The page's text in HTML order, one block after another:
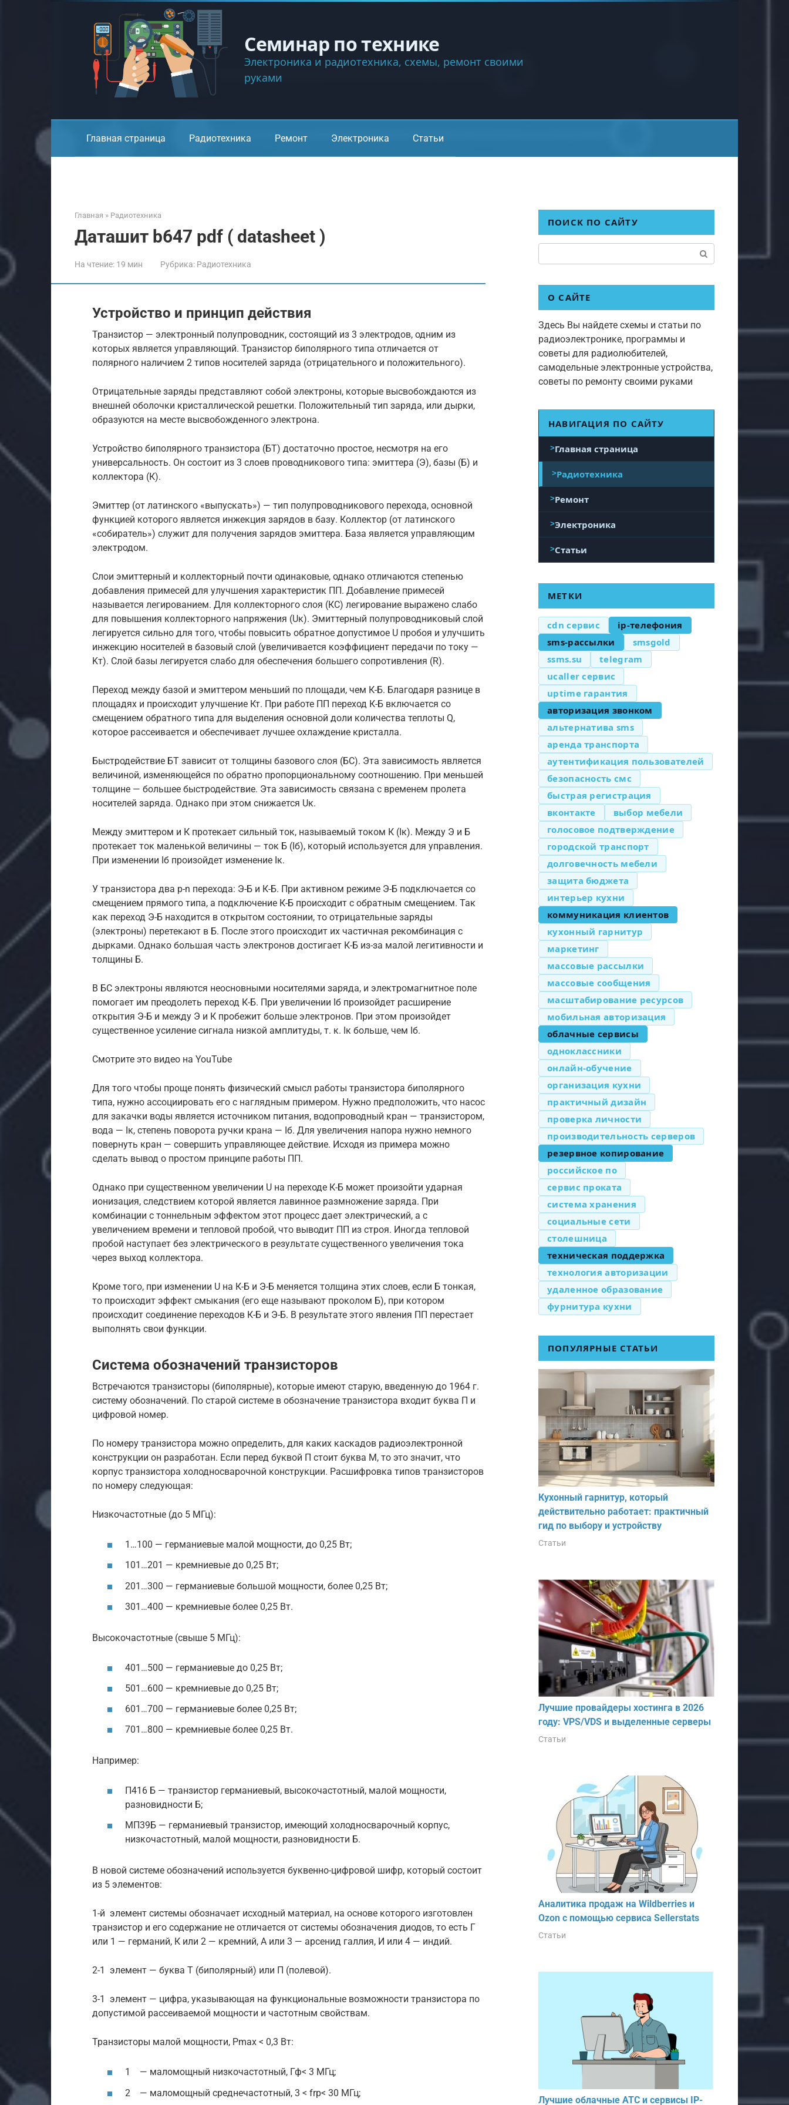
Семинар по технике
Электроника и радиотехника, схемы, ремонт своими
руками
Главная страница Радиотехника Ремонт Электроника Статьи
Главная » Радиотехника
Даташит b647 pdf ( datasheet )
На чтение: 19 мин Рубрика: Радиотехника
Устройство и принцип действия
Транзистор — электронный полупроводник, состоящий из 3 электродов, одним из
которых является управляющий. Транзистор биполярного типа отличается от
полярного наличием 2 типов носителей заряда (отрицательного и положительного).
Отрицательные заряды представляют собой электроны, которые высвобождаются из
внешней оболочки кристаллической решетки. Положительный тип заряда, или дырки,
образуются на месте высвобожденного электрона.
Устройство биполярного транзистора (БТ) достаточно простое, несмотря на его
универсальность. Он состоит из 3 слоев проводникового типа: эмиттера (Э), базы (Б) и
коллектора (К).
Эмиттер (от латинского «выпускать») — тип полупроводникового перехода, основной
функцией которого является инжекция зарядов в базу. Коллектор (от латинского
«собиратель») служит для получения зарядов эмиттера. База является управляющим
электродом.
Слои эмиттерный и коллекторный почти одинаковые, однако отличаются степенью
добавления примесей для улучшения характеристик ПП. Добавление примесей
называется легированием. Для коллекторного слоя (КС) легирование выражено слабо
для повышения коллекторного напряжения (Uк). Эмиттерный полупроводниковый слой
легируется сильно для того, чтобы повысить обратное допустимое U пробоя и улучшить
инжекцию носителей в базовый слой (увеличивается коэффициент передачи по току —
Kт). Слой базы легируется слабо для обеспечения большего сопротивления (R).
Переход между базой и эмиттером меньший по площади, чем К-Б. Благодаря разнице в
площадях и происходит улучшение Кт. При работе ПП переход К-Б включается со
смещением обратного типа для выделения основной доли количества теплоты Q,
которое рассеивается и обеспечивает лучшее охлаждение кристалла.
Быстродействие БТ зависит от толщины базового слоя (БС). Эта зависимость является
величиной, изменяющейся по обратно пропорциональному соотношению. При меньшей
толщине — большее быстродействие. Эта зависимость связана с временем пролета
носителей заряда. Однако при этом снижается Uк.
Между эмиттером и К протекает сильный ток, называемый током К (Iк). Между Э и Б
протекает ток маленькой величины — ток Б (Iб), который используется для управления.
При изменении Iб произойдет изменение Iк.
У транзистора два p-n перехода: Э-Б и К-Б. При активном режиме Э-Б подключается со
смещением прямого типа, а подключение К-Б происходит с обратным смещением. Так
как переход Э-Б находится в открытом состоянии, то отрицательные заряды
(электроны) перетекают в Б. После этого происходит их частичная рекомбинация с
дырками. Однако большая часть электронов достигает К-Б из-за малой легитивности и
толщины Б.
В БС электроны являются неосновными носителями заряда, и электромагнитное поле
помогает им преодолеть переход К-Б. При увеличении Iб произойдет расширение
открытия Э-Б и между Э и К пробежит больше электронов. При этом произойдет
существенное усиление сигнала низкой амплитуды, т. к. Iк больше, чем Iб.
Смотрите это видео на YouTube
Для того чтобы проще понять физический смысл работы транзистора биполярного
типа, нужно ассоциировать его с наглядным примером. Нужно предположить, что насос
для закачки воды является источником питания, водопроводный кран — транзистором,
вода — Iк, степень поворота ручки крана — Iб. Для увеличения напора нужно немного
повернуть кран — совершить управляющее действие. Исходя из примера можно
сделать вывод о простом принципе работы ПП.
Однако при существенном увеличении U на переходе К-Б может произойти ударная
ионизация, следствием которой является лавинное размножение заряда. При
комбинации с тоннельным эффектом этот процесс дает электрический, а с
увеличением времени и тепловой пробой, что выводит ПП из строя. Иногда тепловой
пробой наступает без электрического в результате существенного увеличения тока
через выход коллектора.
Кроме того, при изменении U на К-Б и Э-Б меняется толщина этих слоев, если Б тонкая,
то происходит эффект смыкания (его еще называют проколом Б), при котором
происходит соединение переходов К-Б и Э-Б. В результате этого явления ПП перестает
выполнять свои функции.
Система обозначений транзисторов
Встречаются транзисторы (биполярные), которые имеют старую, введенную до 1964 г.
систему обозначений. По старой системе в обозначение транзистора входит буква П и
цифровой номер.
По номеру транзистора можно определить, для каких каскадов радиоэлектронной
конструкции он разработан. Если перед буквой П стоит буква М, то это значит, что
корпус транзистора холодносварочной конструкции. Расшифровка типов транзисторов
по номеру следующая:
Низкочастотные (до 5 МГц):
1…100 — германиевые малой мощности, до 0,25 Вт;
101…201 — кремниевые до 0,25 Вт;
201…300 — германиевые большой мощности, более 0,25 Вт;
301…400 — кремниевые более 0,25 Вт.
Высокочастотные (свыше 5 МГц):
401…500 — германиевые до 0,25 Вт;
501…600 — кремниевые до 0,25 Вт;
601…700 — германиевые более 0,25 Вт;
701…800 — кремниевые более 0,25 Вт.
Например:
П416 Б — транзистор германиевый, высокочастотный, малой мощности,
разновидности Б;
МП39Б — германиевый транзистор, имеющий холодносварочный корпус,
низкочастотный, малой мощности, разновидности Б.
В новой системе обозначений используется буквенно-цифровой шифр, который состоит
из 5 элементов:
1-й элемент системы обозначает исходный материал, на основе которого изготовлен
транзистор и его содержание не отличается от системы обозначения диодов, то есть Г
или 1 — германий, К или 2 — кремний, А или 3 — арсенид галлия, И или 4 — индий.
2-1 элемент — буква Т (биполярный) или П (полевой).
3-1 элемент — цифра, указывающая на функциональные возможности транзистора по
допустимой рассеиваемой мощности и частотным свойствам.
Транзисторы малой мощности, Рmах < 0,3 Вт:
1 — маломощный низкочастотный, Гф< 3 МГц;
2 — маломощный среднечастотный, 3 < frp< 30 МГц;
ПОИСК ПО САЙТУ
О САЙТЕ
Здесь Вы найдете схемы и статьи по
радиоэлектронике, программы и
советы для радиолюбителей,
самодельные электронные устройства,
советы по ремонту своими руками
НАВИГАЦИЯ ПО САЙТУ
Главная страница
Радиотехника
Ремонт
Электроника
Статьи
МЕТКИ
cdn сервис
ip-телефония
sms-рассылки
smsgold
ssms.su
telegram
ucaller сервис
uptime гарантия
авторизация звонком
альтернатива sms
аренда транспорта
аутентификация пользователей
безопасность смс
быстрая регистрация
вконтакте
выбор мебели
голосовое подтверждение
городской транспорт
долговечность мебели
защита бюджета
интерьер кухни
коммуникация клиентов
кухонный гарнитур
маркетинг
массовые рассылки
массовые сообщения
масштабирование ресурсов
мобильная авторизация
облачные сервисы
одноклассники
онлайн-обучение
организация кухни
практичный дизайн
проверка личности
производительность серверов
резервное копирование
российское по
сервис проката
система хранения
социальные сети
столешница
техническая поддержка
технология авторизации
удаленное образование
фурнитура кухни
ПОПУЛЯРНЫЕ СТАТЬИ
Кухонный гарнитур, который
действительно работает: практичный
гид по выбору и устройству
Статьи
Лучшие провайдеры хостинга в 2026
году: VPS/VDS и выделенные серверы
Статьи
Аналитика продаж на Wildberries и
Ozon с помощью сервиса Sellerstats
Статьи
Лучшие облачные АТС и сервисы IP-